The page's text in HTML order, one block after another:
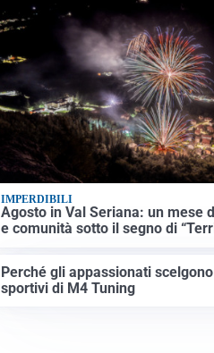
IMPERDIBILI
Agosto in Val Seriana: un mese
e comunità sotto il segno di
Perché gli appassionati
sportivi di M4 Tuning